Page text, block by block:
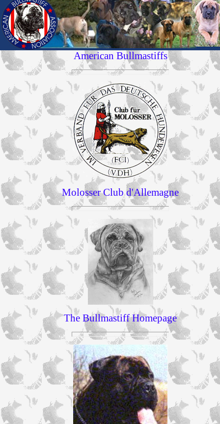
American Bullmastiffs
Molosser Club d'Allemagne
The Bullmastiff Homepage